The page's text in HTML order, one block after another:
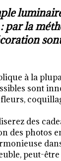
par la
à la
sont
des
des photos
peut-